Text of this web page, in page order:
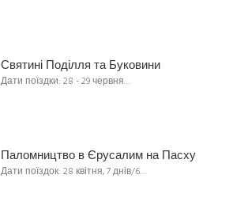
Святині Поділля та Буковини
Дати поїздки: 28 - 29 червня…
Паломництво в Єрусалим на Пасху
Дати поїздок: 28 квітня, 7 днів/6…